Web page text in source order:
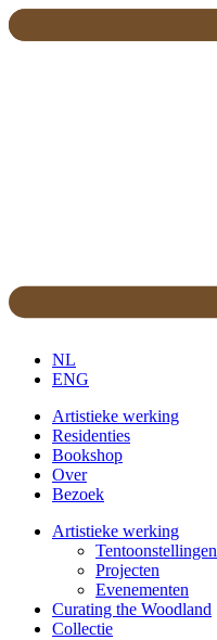
NL
ENG
Artistieke werking
Residenties
Bookshop
Over
Bezoek
Artistieke werking
Tentoonstellingen
Projecten
Evenementen
Curating the Woodland
Collectie